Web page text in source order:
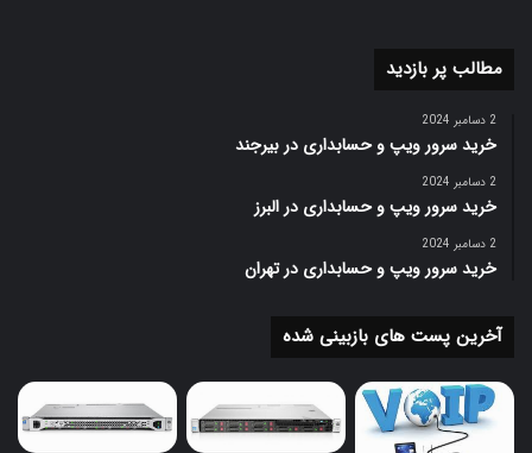
در صورتی که نوع دیگر این کارت ها ، کارت های شبکه استفاده
اسلات ویژه تعبیه شده بر روی مادر برد سرور های رکمونت نسل
هشتم به بعد کمپانی اچ پی ، قابلیت نصب انواع کارت های
شبکه در خود را دارند و برخی اوقات در این سرور های مورد نظر
می توان کارت شبکه از نوع SFP را نصب نمود .
معمولا طراحی آن ها به شکل صفحه ای مدار مانند است و در
به کار گرفته می شوند .
معمولا در یکی از اسلات های موجود مادربرد یک سرور ، آداپتور
جداگانه ای استفاده می شود که سیگنال های الکتریکی وارده را
مطالب پر بازدید
2 دسامبر 2024
خرید سرور ویپ و حسابداری در بیرجند
2 دسامبر 2024
خرید سرور ویپ و حسابداری در البرز
2 دسامبر 2024
خرید سرور ویپ و حسابداری در تهران
آخرین پست های بازبینی شده